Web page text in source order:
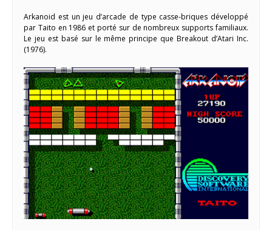
Arkanoid est un jeu d’arcade de type casse-briques développé
par Taito en 1986 et porté sur de nombreux supports familiaux.
Le jeu est basé sur le même principe que Breakout d’Atari Inc.
(1976).